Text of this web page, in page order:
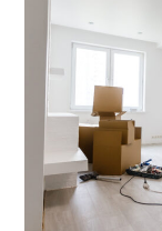
Milieuvriendelijke
Wandafwerking
een
Interieur